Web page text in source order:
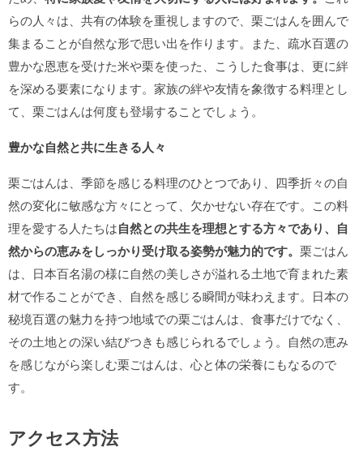
らの人々は、共有の体験を重視しますので、栗ごはんを囲んで
集まることが自然な形で思い出を作ります。また、疏水百選の
豊かな恩恵を受けた米や栗を使った、こうした食事は、更に絆
を深める要素になります。家族の絆や友情を象徴する料理とし
て、栗ごはんは何度も登場することでしょう。
豊かな自然と共に生きる人々
栗ごはんは、季節を感じる料理のひとつであり、四季折々の自
然の変化に敏感な方々にとって、欠かせない存在です。この料
理を愛する人たちは自然との共生を理想とする方々であり、自
然からの恵みをしっかり受け取る姿勢が魅力的です。 栗ごはん
は、日本百名湯の様に自然の美しさが溢れる土地で育まれた素
材で作ることができ、自然を感じる瞬間が味わえます。日本の
秘境百選の魅力を持つ地域での栗ごはんは、食事だけでなく、
その土地との深い結びつきも感じられるでしょう。自然の恵み
を感じながら楽しむ栗ごはんは、心と体の栄養にもなるので
す。
アクセス方法